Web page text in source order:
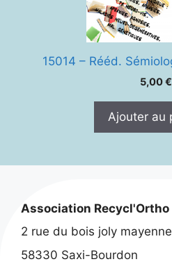
15014 – Rééd.
5,00€
Ajouter au
Association Recycl'Ortho
2 rue du bois joly mayenne
58330 Saxi-Bourdon